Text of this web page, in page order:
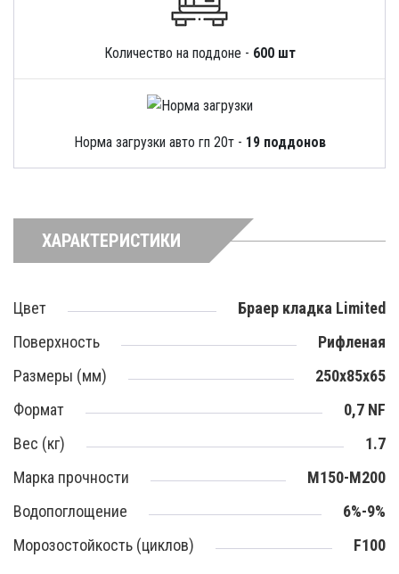
Количество на поддоне - 600 шт
Норма загрузки авто гп 20т - 19 поддонов
ХАРАКТЕРИСТИКИ
Цвет
Браер кладка Limited
Поверхность
Рифленая
Размеры (мм)
250x85x65
Формат
0,7 NF
Вес (кг)
1.7
Марка прочности
M150-M200
Водопоглощение
6%-9%
Морозостойкость (циклов)
F100